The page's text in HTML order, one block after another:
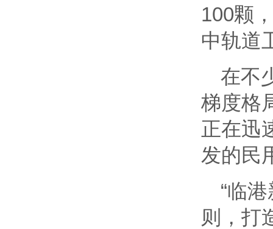
100颗
中轨道
在不
梯度格
正在迅
发的民
“临
则，打